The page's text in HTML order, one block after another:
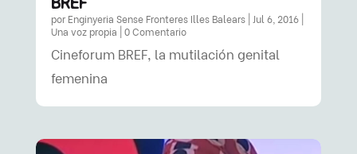
por Enginyeria Sense Fronteres Illes Balears| Jul 6, 2016|
Una voz propia | 0 Comentario
Cineforum BREF, la mutilación genital
femenina